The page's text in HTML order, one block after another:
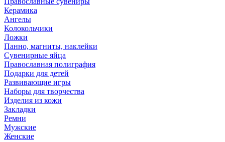
Керамика
Ангелы
Колокольчики
Ложки
Панно, магниты, наклейки
Сувенирные яйца
Православная полиграфия
Подарки для детей
Развивающие игры
Наборы для творчества
Изделия из кожи
Закладки
Ремни
Мужские
Женские